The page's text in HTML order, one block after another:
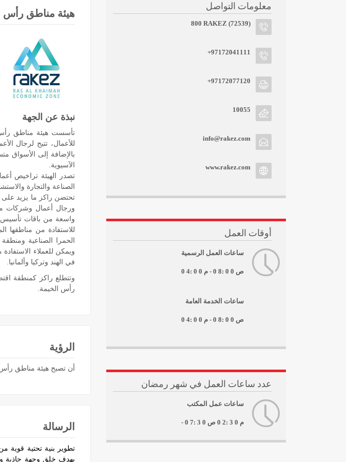
معلومات التواصل
800 RAKEZ (72539)
+97172041111
+97172077120
10055
info@rakez.com
www.rakez.com
أوقات العمل
ساعات العمل الرسمية
0 4: 0 0 م - 0 8: 0 0 ص
ساعات الخدمة العامة
0 4: 0 0 م - 0 8: 0 0 ص
عدد ساعات العمل في شهر رمضان
ساعات عمل المكتب
- 0 7: 3 0 ص 0 2: 3 0 م
هيئة مناطق رأس
نبذة عن الجهة
للأعمال، تتيح لرجال
بالإضافة إلى الأسواق
الآسيوية.
تصدر الهيئة تراخيص
الصناعة والتجارة
ورجال أعمال وشركات
واسعة من باقات تأسيس
للاستفادة من مناطقها
الحمرا الصناعية ومنطقة
ويمكن للعملاء
في الهند وتركيا وألمانيا.
وتتطلع راكز كمنطقة
رأس الخيمة.
الرؤية
أن تصبح هيئة مناطق رأس
الرسالة
تطوير بنية تحتية قوية
بهدف خلق وجهة جاذبة